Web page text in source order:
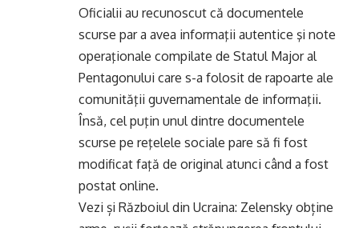
Oficialii au recunoscut că documentele
scurse par a avea informaţii autentice şi note
operaţionale compilate de Statul Major al
Pentagonului care s-a folosit de rapoarte ale
comunităţii guvernamentale de informaţii.
Însă, cel puţin unul dintre documentele
scurse pe reţelele sociale pare să fi fost
modificat faţă de original atunci când a fost
postat online.
Vezi și Războiul din Ucraina: Zelensky obține